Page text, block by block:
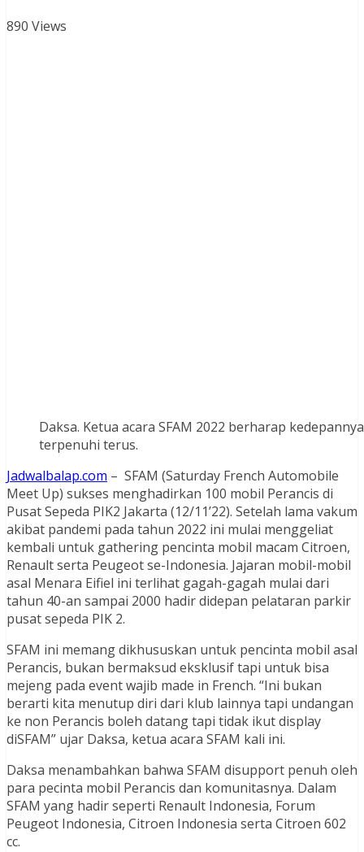
890 Views
Daksa. Ketua acara SFAM 2022 berharap
terpenuhi terus.
Jadwalbalap.com – SFAM (Saturday French Automobile
Meet Up) sukses menghadirkan 100 mobil Perancis di
Pusat Sepeda PIK2 Jakarta (12/11’22). Setelah lama vakum
akibat pandemi pada tahun 2022 ini mulai menggeliat
kembali untuk gathering pencinta mobil macam Citroen,
Renault serta Peugeot se-Indonesia. Jajaran mobil-mobil
asal Menara Eifiel ini terlihat gagah-gagah mulai dari
tahun 40-an sampai 2000 hadir didepan pelataran parkir
pusat sepeda PIK 2.
SFAM ini memang dikhususkan untuk pencinta mobil asal
Perancis, bukan bermaksud eksklusif tapi untuk bisa
mejeng pada event wajib made in French. “Ini bukan
berarti kita menutup diri dari klub lainnya tapi undangan
ke non Perancis boleh datang tapi tidak ikut display
diSFAM” ujar Daksa, ketua acara SFAM kali ini.
Daksa menambahkan bahwa SFAM disupport penuh oleh
para pecinta mobil Perancis dan komunitasnya. Dalam
SFAM yang hadir seperti Renault Indonesia, Forum
Peugeot Indonesia, Citroen Indonesia serta Citroen 602
cc.